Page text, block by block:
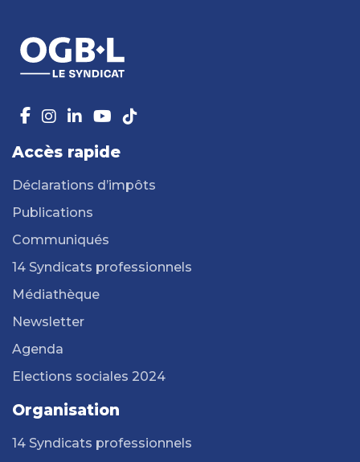
Accès rapide
Déclarations d’impôts
Publications
Communiqués
14 Syndicats professionnels
Médiathèque
Newsletter
Agenda
Elections sociales 2024
Organisation
14 Syndicats professionnels